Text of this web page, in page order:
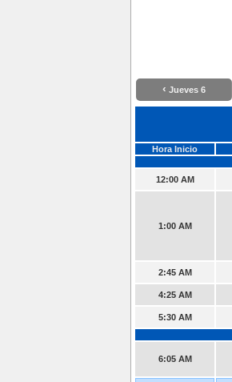
‹ Jueves 6
Hora Inicio
12:00 AM
1:00 AM
2:45 AM
4:25 AM
5:30 AM
6:05 AM